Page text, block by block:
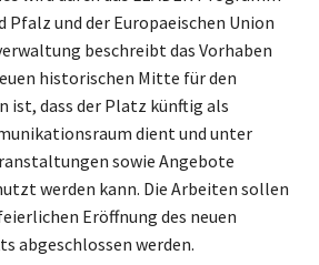
Pfalz und der Europaeischen Union
beschreibt das Vorhaben
historischen Mitte für den
ist, dass der Platz künftig als
dient und unter
sowie Angebote
werden kann. Die Arbeiten sollen
Eröffnung des neuen
werden.